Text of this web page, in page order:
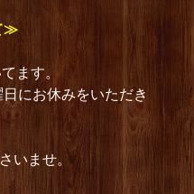
≫
ます。
にお休みをいただき
いませ。